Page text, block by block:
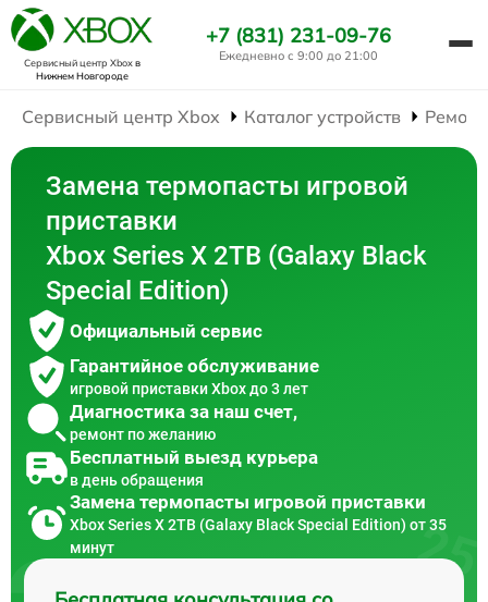
Сервисный центр Xboxв
Нижнем Новгороде
+7 (831) 231-09-76
Ежедневно с 9:00 до 21:00
Сервисный центр Xbox Каталог устройств
Замена термопасты игровой
приставки
Xbox Series X 2TB (Galaxy Black
Special Edition)
Официальный сервис
Гарантийное обслуживание
игровой приставки Xbox до 3 лет
Диагностика за наш счет,
ремонт по желанию
Бесплатный выезд курьера
в день обращения
Замена термопасты игровой приставки
Xbox Series X 2TB (Galaxy Black Special Edition) от 35
минут